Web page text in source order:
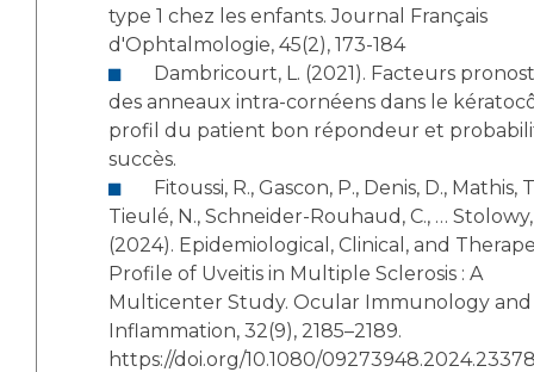
type 1 chez les enfants. Journal Français
d'Ophtalmologie, 45(2), 173-184
des anneaux intra-cornéens dans le
profil du patient bon répondeur et
succès.
Tieulé, N., Schneider-Rouhaud, C., …
(2024). Epidemiological, Clinical, and
Profile of Uveitis in Multiple Sclerosis : A
Multicenter Study. Ocular Immunology and
Inflammation, 32(9), 2185–2189.
https://doi.org/10.1080/